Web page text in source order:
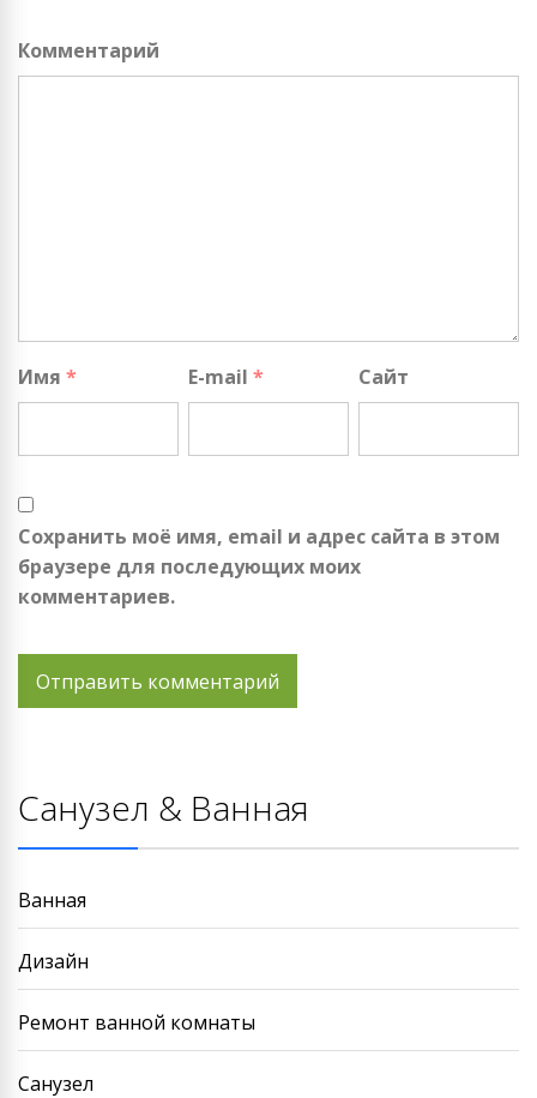
Комментарий
Имя * E-mail* Сайт
Сохранить моё имя, email и адрес сайта в этом
браузере для последующих моих
комментариев.
Санузел & Ванная
Ванная
Дизайн
Ремонт ванной комнаты
Санузел